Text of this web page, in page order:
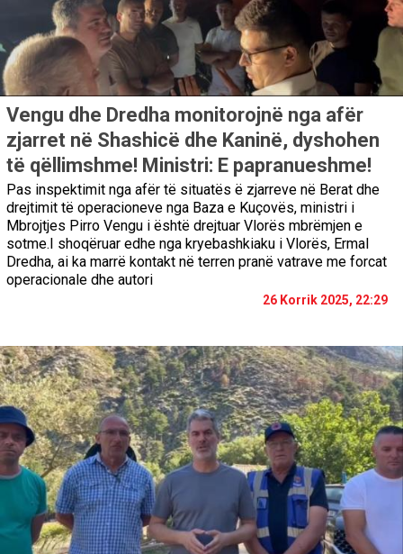
Vengu dhe Dredha monitorojnë nga afër
zjarret në Shashicë dhe Kaninë, dyshohen
të qëllimshme! Ministri: E papranueshme!
Pas inspektimit nga afër të situatës ë zjarreve në Berat dhe
drejtimit të operacioneve nga Baza e Kuçovës, ministri i
Mbrojtjes Pirro Vengu i është drejtuar Vlorës mbrëmjen e
sotme.I shoqëruar edhe nga kryebashkiaku i Vlorës, Ermal
Dredha, ai ka marrë kontakt në terren pranë vatrave me forcat
operacionale dhe autori
26 Korrik 2025, 22:29